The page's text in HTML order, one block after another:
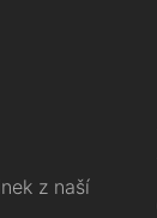
z naší